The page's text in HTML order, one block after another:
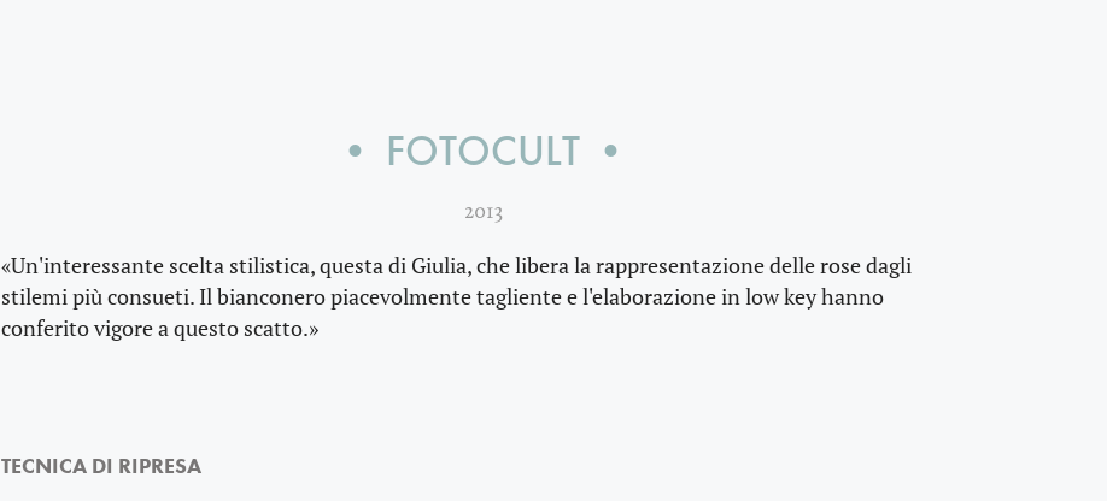
• FOTOCULT •
2013
«Un'interessante scelta stilistica, questa di Giulia, che libera la rappresentazione delle rose dagli
stilemi più consueti. Il bianconero piacevolmente tagliente e l'elaborazione in low key hanno
conferito vigore a questo scatto.»
TECNICA DI RIPRESA